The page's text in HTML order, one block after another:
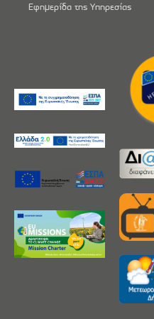
Εφημερίδα της Υπηρεσίας